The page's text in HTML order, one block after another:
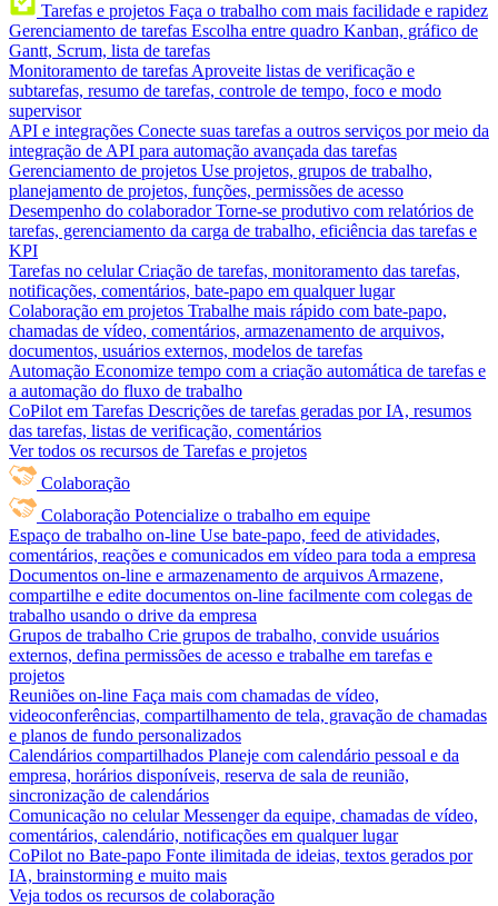
Tarefas e projetos Faça o trabalho com mais facilidade e rapidez
Gerenciamento de tarefas Escolha entre quadro Kanban, gráfico de
Gantt, Scrum, lista de tarefas
Monitoramento de tarefas Aproveite listas de verificação e
subtarefas, resumo de tarefas, controle de tempo, foco e modo
supervisor
API e integrações Conecte suas tarefas a outros serviços por meio da
integração de API para automação avançada das tarefas
Gerenciamento de projetos Use projetos, grupos de trabalho,
planejamento de projetos, funções, permissões de acesso
Desempenho do colaborador Torne-se produtivo com relatórios de
tarefas, gerenciamento da carga de trabalho, eficiência das tarefas e
KPI
Tarefas no celular Criação de tarefas, monitoramento das tarefas,
notificações, comentários, bate-papo em qualquer lugar
Colaboração em projetos Trabalhe mais rápido com bate-papo,
chamadas de vídeo, comentários, armazenamento de arquivos,
documentos, usuários externos, modelos de tarefas
Automação Economize tempo com a criação automática de tarefas e
a automação do fluxo de trabalho
CoPilot em Tarefas Descrições de tarefas geradas por IA, resumos
das tarefas, listas de verificação, comentários
Ver todos os recursos de Tarefas e projetos
Colaboração
Colaboração Potencialize o trabalho em equipe
Espaço de trabalho on-line Use bate-papo, feed de atividades,
comentários, reações e comunicados em vídeo para toda a empresa
Documentos on-line e armazenamento de arquivos Armazene,
compartilhe e edite documentos on-line facilmente com colegas de
trabalho usando o drive da empresa
Grupos de trabalho Crie grupos de trabalho, convide usuários
externos, defina permissões de acesso e trabalhe em tarefas e
projetos
Reuniões on-line Faça mais com chamadas de vídeo,
videoconferências, compartilhamento de tela, gravação de chamadas
e planos de fundo personalizados
Calendários compartilhados Planeje com calendário pessoal e da
empresa, horários disponíveis, reserva de sala de reunião,
sincronização de calendários
Comunicação no celular Messenger da equipe, chamadas de vídeo,
comentários, calendário, notificações em qualquer lugar
CoPilot no Bate-papo Fonte ilimitada de ideias, textos gerados por
IA, brainstorming e muito mais
Veja todos os recursos de colaboração